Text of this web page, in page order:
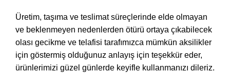
Üretim, taşıma ve teslimat süreçlerinde elde olmayan
ve beklenmeyen nedenlerden ötürü ortaya çıkabilecek
olası gecikme ve telafisi tarafımızca mümkün aksilikler
için göstermiş olduğunuz anlayış için teşekkür eder,
ürünlerimizi güzel günlerde keyifle kullanmanızı dileriz.